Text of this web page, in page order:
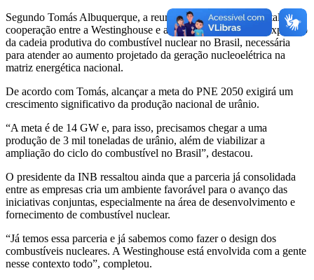
Segundo Tomás Albuquerque, a reunião teve como foco fortalecer a
cooperação entre a Westinghouse e a INB para viabilizar a expansão
da cadeia produtiva do combustível nuclear no Brasil, necessária
para atender ao aumento projetado da geração nucleoelétrica na
matriz energética nacional.
De acordo com Tomás, alcançar a meta do PNE 2050 exigirá um
crescimento significativo da produção nacional de urânio.
“A meta é de 14 GW e, para isso, precisamos chegar a uma
produção de 3 mil toneladas de urânio, além de viabilizar a
ampliação do ciclo do combustível no Brasil”, destacou.
O presidente da INB ressaltou ainda que a parceria já consolidada
entre as empresas cria um ambiente favorável para o avanço das
iniciativas conjuntas, especialmente na área de desenvolvimento e
fornecimento de combustível nuclear.
“Já temos essa parceria e já sabemos como fazer o design dos
combustíveis nucleares. A Westinghouse está envolvida com a gente
nesse contexto todo”, completou.